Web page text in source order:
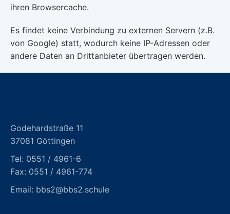
ihren Browsercache.
Es findet keine Verbindung zu externen Servern (z.B.
von Google) statt, wodurch keine IP-Adressen oder
andere Daten an Drittanbieter übertragen werden.
Godehardstraße 11
37081 Göttingen
Tel: 0551 / 4961-6
Fax: 0551 / 4961-774
Email: bbs2@bbs2.schule